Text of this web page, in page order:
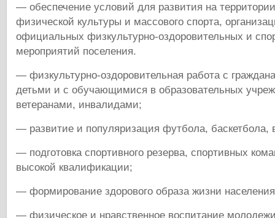
— обеспечение условий для развития на
физической культуры и массового спорта,
официальных физкультурно-оздоровительных и
мероприятий поселения.
— физкультурно-оздоровительная работа с
детьми и с обучающимися в образовательных
ветеранами, инвалидами;
— развитие и популяризация футбола, баскетбола,
— подготовка спортивного резерва, спортивных
высокой квалификации;
— формирование здорового образа жизни
— физическое и нравственное воспитание